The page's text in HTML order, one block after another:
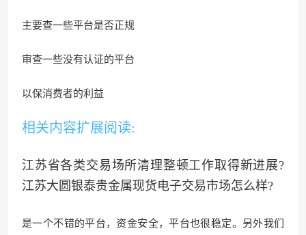
主要查一些平台是否正规
审查一些没有认证的平台
以保消费者的利益
相关内容扩展阅读:
江苏省各类交易场所清理整顿工作取得新进展?
江苏大圆银泰贵金属现货电子交易市场怎么样?
是一个不错的平台，资金安全，平台也很稳定。另外我们